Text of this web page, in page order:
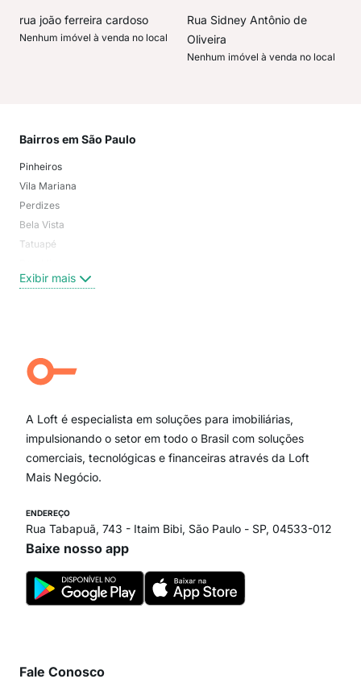
rua joão ferreira cardoso
Nenhum imóvel à venda no local
Rua Sidney Antônio de
Oliveira
Nenhum imóvel à venda no local
Bairros em São Paulo
Pinheiros
Vila Mariana
Perdizes
Bela Vista
Tatuapé
Centro
Campo Belo
Ipiranga
Paraíso
Itaim Bibi
Exibir mais
A Loft é especialista em soluções para imobiliárias,
impulsionando o setor em todo o Brasil com soluções
comerciais, tecnológicas e financeiras através da Loft
Mais Negócio.
ENDEREÇO
Rua Tabapuã, 743 - Itaim Bibi, São Paulo - SP, 04533-012
Baixe nosso app
Fale Conosco